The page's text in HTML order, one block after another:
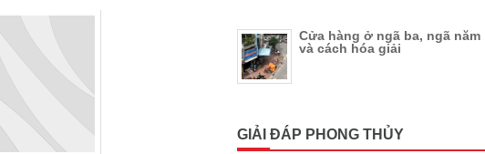
Cửa hàng ở ngã ba, ngã năm
và cách hóa giải
GIẢI ĐÁP PHONG THỦY